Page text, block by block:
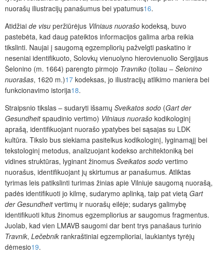
nuorašų iliustracijų panašumus bei ypatumus16.
Atidžiai de visu peržiūrėjus Vilniaus nuorašo kodeksą, buvo
pastebėta, kad daug pateiktos informacijos galima arba reikia
tikslinti. Naujai į saugomą egzempliorių pažvelgti paskatino ir
neseniai identifikuoto, Solovkų vienuolyno hierovienuolio Sergijaus
Šelonino (m. 1664) parengto pirmojo Travniko (toliau – Šelonino
nuorašas, 1620 m.)17 kodeksas, jo iliustracijų atlikimo maniera bei
funkcionavimo istorija18.
Straipsnio tikslas – sudaryti išsamų Sveikatos sodo (Gart der
Gesundheitspaudinio vertimo) Vilniaus nuorašo kodikologinį
aprašą, identifikuojant nuorašo ypatybes bei sąsajas su LDK
kultūra. Tikslo bus siekiama pasitelkus kodikologinį, lyginamąjį bei
tekstologinį metodus, analizuojant kodekso architektoniką bei
vidines struktūras, lyginant žinomus Sveikatos sodo vertimo
nuorašus, identifikuojant jų skirtumus ar panašumus. Atliktas
tyrimas leis patikslinti turimas žinias apie Vilniuje saugomą nuorašą,
padės identifikuoti jo kilmę, sudarymo aplinką, taip pat vietą Gart
der Gesundheitvertimų ir nuorašų eilėje; sudarys galimybę
identifikuoti kitus žinomus egzempliorius ar saugomus fragmentus.
Juolab, kad vien LMAVB saugomi dar bent trys panašaus turinio
Travnik, Lečebnik rankraštiniai egzemplioriai, laukiantys tyrėjų
dėmesio19.